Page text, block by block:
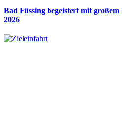
Bad Füssing begeistert mit
2026